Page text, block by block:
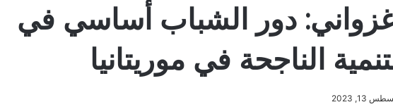
دور الشباب أساسي في
الناجحة في موريتانيا
13, 2023